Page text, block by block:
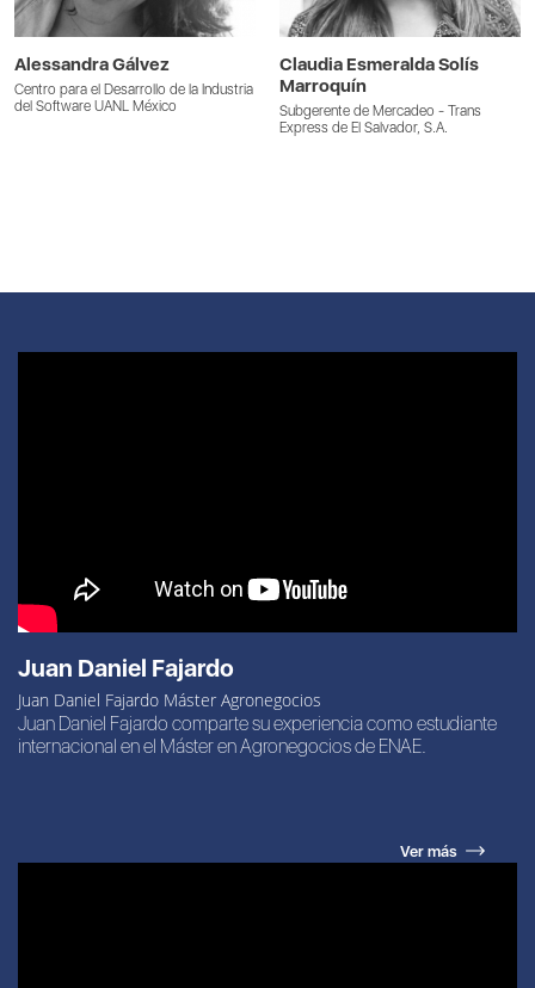
Alessandra Gálvez
Centro para el Desarrollo de la Industria
del Software UANL México
Claudia Esmeralda Solís
Marroquín
Subgerente de Mercadeo - Trans
Express de El Salvador, S.A.
Juan Daniel Fajardo
Juan Daniel Fajardo Máster Agronegocios
Juan Daniel Fajardo comparte su experiencia como estudiante
internacional en el Máster en Agronegocios de ENAE.
Ver más